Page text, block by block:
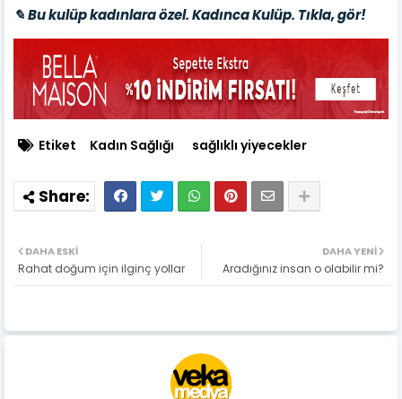
✎ Bu kulüp kadınlara özel. Kadınca Kulüp. Tıkla, gör!
Etiket Kadın Sağlığı sağlıklı yiyecekler
DAHA YENI
Aradığınız insan o olabilir mi?
DAHA ESKI
Rahat doğum için ilginç yollar